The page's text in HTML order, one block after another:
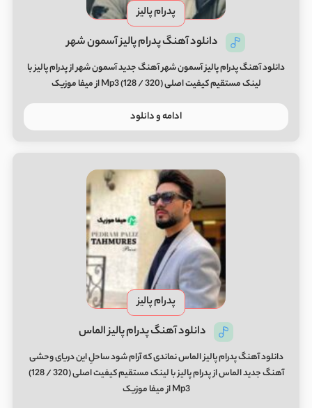
پدرام پالیز
دانلود آهنگ پدرام پالیز آسمون شهر
دانلود آهنگ پدرام پالیز آسمون شهر آهنگ جدید آسمون شهر از پدرام پالیز با
لینک مستقیم کیفیت اصلی (320 / 128) Mp3 از میفا موزیک
ادامه و دانلود
پدرام پالیز
دانلود آهنگ پدرام پالیز الماس
دانلود آهنگ پدرام پالیز الماس نماندی که آرام شود ساحلِ این دریای وحشی
آهنگ جدید الماس از پدرام پالیز با لینک مستقیم کیفیت اصلی (320 / 128)
Mp3 از میفا موزیک